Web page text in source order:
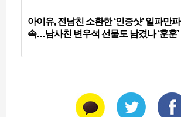
아이유, 전남친 소환한 ‘인증샷’ 일파만파
속…남사친 변우석 선물도 남겼나 ‘훈훈’